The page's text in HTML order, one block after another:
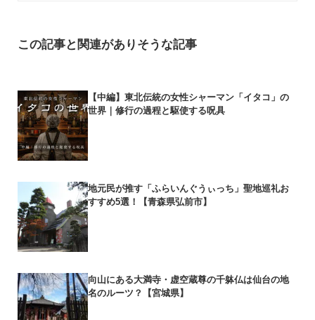
この記事と関連がありそうな記事
【中編】東北伝統の女性シャーマン「イタコ」の
世界｜修行の過程と駆使する呪具
地元民が推す「ふらいんぐうぃっち」聖地巡礼お
すすめ5選！【青森県弘前市】
向山にある大満寺・虚空蔵尊の千躰仏は仙台の地
名のルーツ？【宮城県】